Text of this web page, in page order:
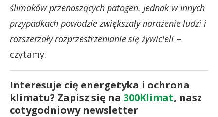
ślimaków przenoszących patogen. Jednak w innych
przypadkach powodzie zwiększały narażenie ludzi i
rozszerzały rozprzestrzenianie się żywicieli –
czytamy.
Interesuje cię energetyka i ochrona
klimatu? Zapisz się na 300Klimat, nasz
cotygodniowy newsletter